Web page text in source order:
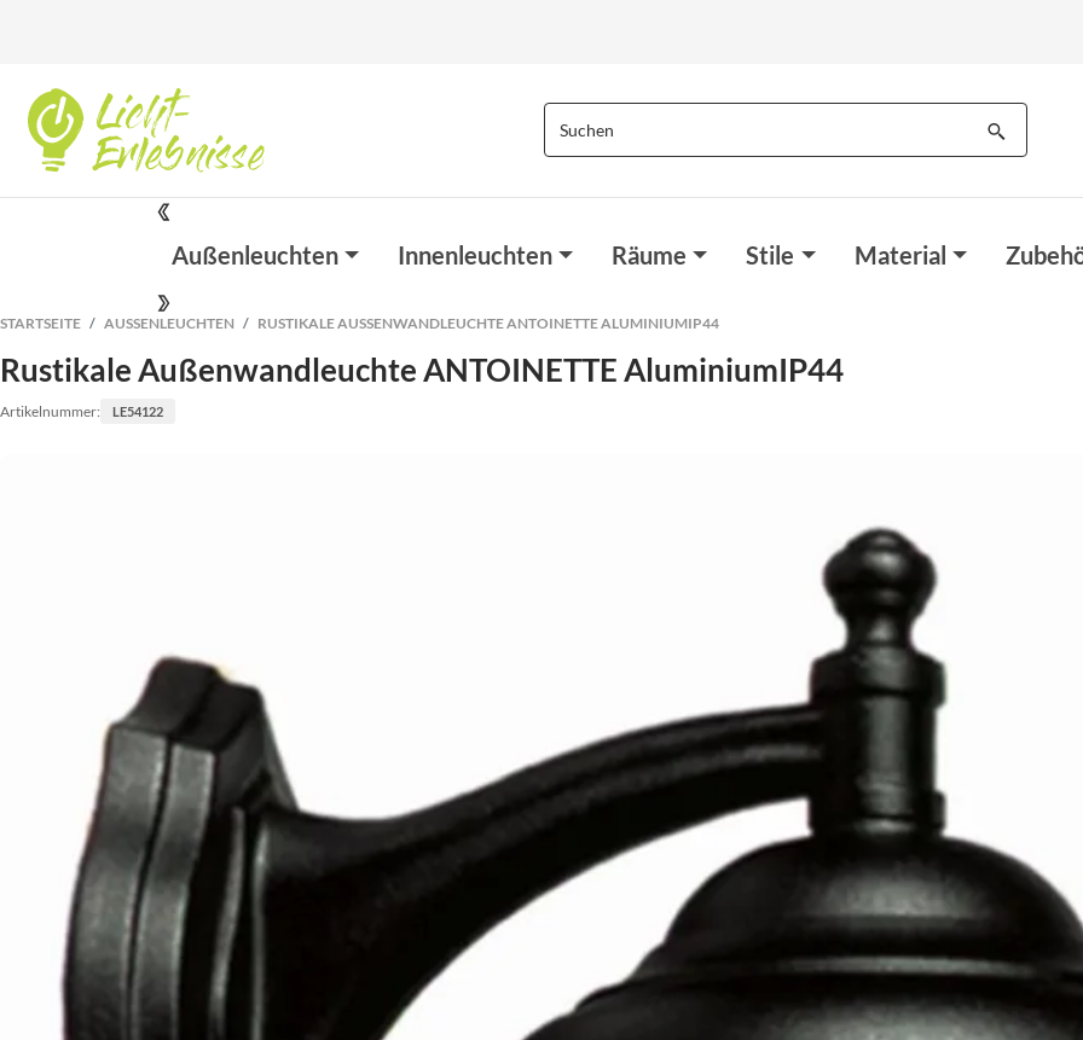
Außenleuchten Innenleuchten Räume Stile Material
STARTSEITE AUSSENLEUCHTEN RUSTIKALE AUSSENWANDLEUCHTE ANTOINETTE ALUMINIUMIP44
Rustikale Außenwandleuchte ANTOINETTE AluminiumIP44
Artikelnummer: LE54122